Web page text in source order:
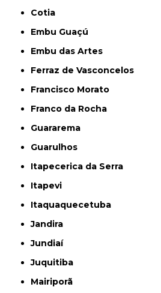
Cotia
Embu Guaçú
Embu das Artes
Ferraz de Vasconcelos
Francisco Morato
Franco da Rocha
Guararema
Guarulhos
Itapecerica da Serra
Itapevi
Itaquaquecetuba
Jandira
Jundiaí
Juquitiba
Mairiporã